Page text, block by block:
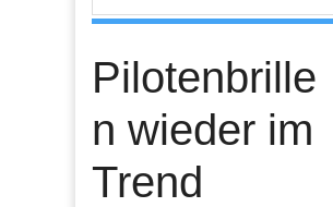
Pilotenbrille
n wieder im
Trend